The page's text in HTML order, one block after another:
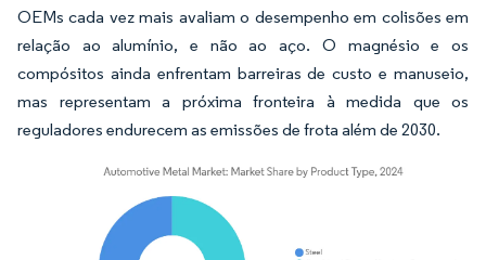
OEMs cada vez mais avaliam o desempenho em colisões em
relação ao alumínio, e não ao aço. O magnésio e os
compósitos ainda enfrentam barreiras de custo e manuseio,
mas representam a próxima fronteira à medida que os
reguladores endurecem as emissões de frota além de 2030.